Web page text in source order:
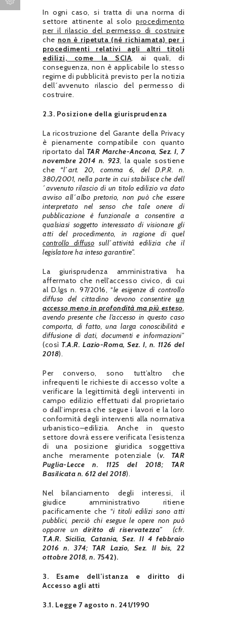
In ogni caso, si tratta di una norma di
settore attinente al solo procedimento
per il rilascio del permesso di costruire
che non è ripetuta (né richiamata) per i
procedimenti relativi agli altri titoli
edilizi, come la SCIA, ai quali, di
conseguenza, non è applicabile lo stesso
regime di pubblicità previsto per la notizia
dell´avvenuto rilascio del permesso di
costruire.
2.3. Posizione della giurisprudenza
La ricostruzione del Garante della Privacy
è pienamente compatibile con quanto
riportato dal TAR Marche-Ancona, Sez. I, 7
novembre 2014 n. 923, la quale sostiene
che “l´art. 20, comma 6, del D.P.R. n.
380/2001, nella parte in cui stabilisce che dell
´avvenuto rilascio di un titolo edilizio va dato
avviso all´albo pretorio, non può che essere
interpretato nel senso che tale onere di
pubblicazione è funzionale a consentire a
qualsiasi soggetto interessato di visionare gli
atti del procedimento, in ragione di quel
controllo diffuso sull´attività edilizia che il
legislatore ha inteso garantire”.
La giurisprudenza amministrativa ha
affermato che nell’accesso civico, di cui
al D.lgs n. 97/2016, “le esigenze di controllo
diffuso del cittadino devono consentire un
accesso meno in profondità ma più esteso,
avendo presente che l’accesso in questo caso
comporta, di fatto, una larga conoscibilità e
diffusione di dati, documenti e informazioni”
(così T.A.R. Lazio-Roma, Sez. I, n. 1126 del
2018).
Per converso, sono tutt’altro che
infrequenti le richieste di accesso volte a
verificare la legittimità degli interventi in
campo edilizio effettuati dal proprietario
o dall’impresa che segue i lavori e la loro
conformità degli interventi alla normativa
urbanistico–edilizia. Anche in questo
settore dovrà essere verificata l’esistenza
di una posizione giuridica soggettiva
anche meramente potenziale (v. TAR
Puglia-Lecce n. 1125 del 2018; TAR
Basilicata n. 612 del 2018).
Nel bilanciamento degli interessi, il
giudice amministrativo ritiene
pacificamente che “i titoli edilizi sono atti
pubblici, perciò chi esegue le opere non può
opporre undiritto di riservatezza” (cfr.
T.A.R. Sicilia, Catania, Sez. II 4 febbraio
2016 n. 374; TAR Lazio, Sez. II bis, 22
ottobre 2018, n. 7542).
3. Esame dell’istanza e diritto di
Accesso agli atti
3.1. Legge 7 agosto n. 241/1990